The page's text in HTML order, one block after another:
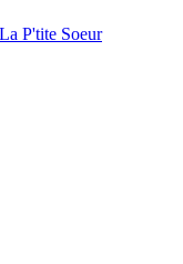
P'tite Soeur